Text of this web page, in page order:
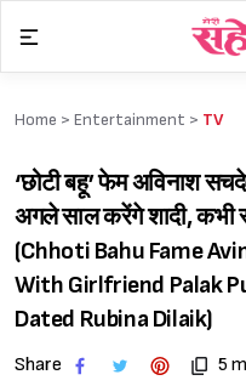
content
Home > Entertainment > TV
‘छोटी बहू’ फेम अविनाश
अगले साल करेंगे शादी, कभी
(Chhoti Bahu Fame
With Girlfriend Palak
Dated Rubina Dilaik)
Share 5